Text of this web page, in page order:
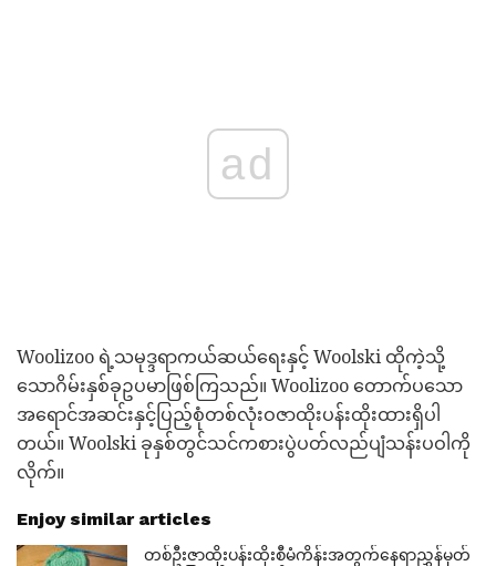
ad
Woolizoo ရဲ့သမုဒ္ဒရာကယ်ဆယ်ရေးနှင့် Woolski ထိုကဲ့သို့
သောဂိမ်းနှစ်ခုဥပမာဖြစ်ကြသည်။ Woolizoo တောက်ပသော
အရောင်အဆင်းနှင့်ပြည့်စုံတစ်လုံးဝဇာထိုးပန်းထိုးထားရှိပါ
တယ်။ Woolski ခုနှစ်တွင်သင်ကစားပွဲပတ်လည်ပျံသန်းပဝါကို
လိုက်။
Enjoy similar articles
တစ်ဦးဇာထိုးပန်းထိုးစီမံကိန်းအတွက်နေရာညွှန်မှတ်